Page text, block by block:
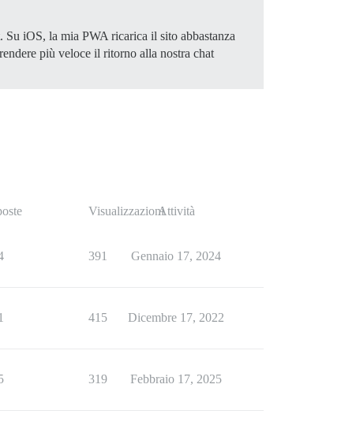
iOS, la mia PWA ricarica il sito abbastanza
più veloce il ritorno alla nostra chat
VisualizzazioniAttività
391 Gennaio 17, 2024
415 Dicembre 17, 2022
319 Febbraio 17, 2025